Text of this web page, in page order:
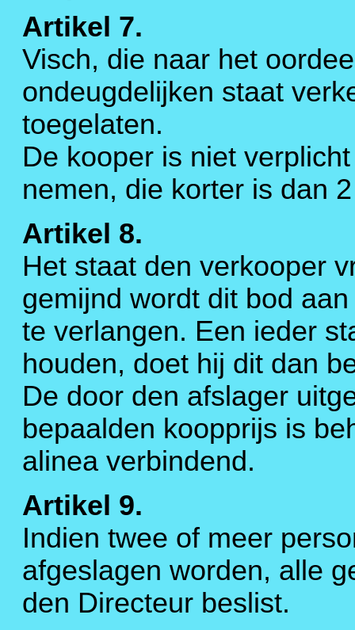
Artikel 7.
Visch, die naar het
ondeugdelijken staat
toegelaten.
De kooper is niet
nemen, die korter is dan
Artikel 8.
Het staat den verkooper
gemijnd wordt dit bod
te verlangen. Een ieder
houden, doet hij dit dan
De door den afslager
bepaalden koopprijs is
alinea verbindend.
Artikel 9.
Indien twee of meer
afgeslagen worden, alle
den Directeur beslist.